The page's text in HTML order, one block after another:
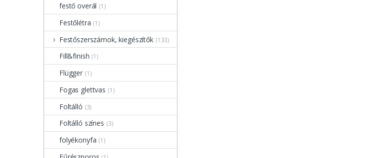
festő overál (1)
Festőlétra (1)
Festőszerszámok, kiegészítők (133)
Fill&finish (1)
Flügger (1)
Fogas glettvas (1)
Foltálló (3)
Foltálló színes (3)
folyékonyfa (1)